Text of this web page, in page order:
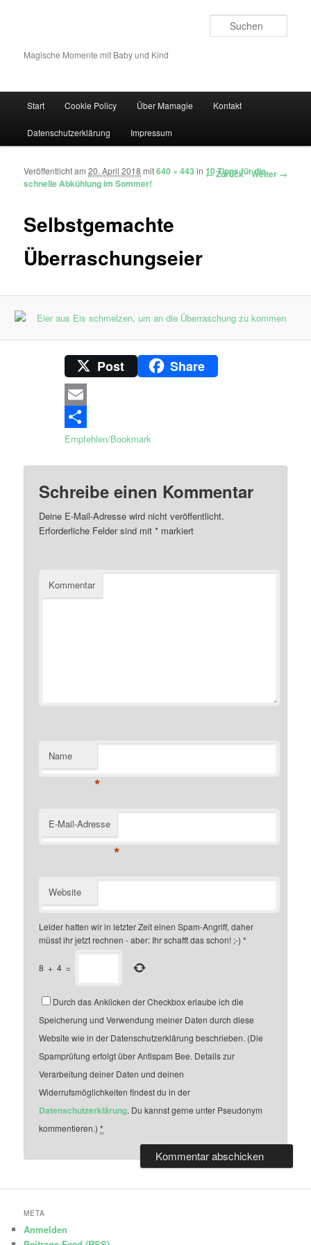
Magische Momente mit Baby und Kind
Zum Inhalt wechseln
Zum sekundären Inhalt wechseln
Start Cookie Policy Über Mamagie Kontakt
Datenschutzerklärung Impressum
Bilder-Navigation ← Zurück Weiter →
Selbstgemachte
Überraschungseier
Veröffentlicht am20. April 2018 mit640 × 443 in10 Tipps für die
schnelle Abkühlung im Sommer!
Post Share
Email
Empfehlen/Bookmark
Schreibe einen Kommentar
Deine E-Mail-Adresse wird nicht veröffentlicht.
Erforderliche Felder sind mit* markiert
Kommentar
Name
*
E-Mail-Adresse
*
Website
Leider hatten wir in letzter Zeit einen Spam-Angriff, daher
müsst ihr jetzt rechnen - aber: Ihr schafft das schon! ;-) *
8 + 4 =
Durch das Anklicken der Checkbox erlaube ich die
Speicherung und Verwendung meiner Daten durch diese
Website wie in der Datenschutzerklärung beschrieben. (Die
Spamprüfung erfolgt über Antispam Bee. Details zur
Verarbeitung deiner Daten und deinen
Widerrufsmöglichkeiten findest du in der
Datenschutzerklärung. Du kannst gerne unter Pseudonym
kommentieren.)*
META
Anmelden